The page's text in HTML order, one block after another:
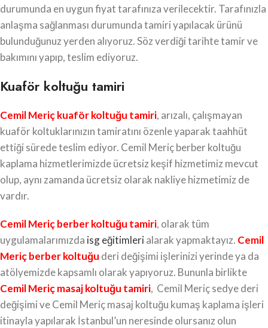
durumunda en uygun fiyat tarafınıza verilecektir. Tarafınızla
anlaşma sağlanması durumunda tamiri yapılacak ürünü
bulunduğunuz yerden alıyoruz. Söz verdiği tarihte tamir ve
bakımını yapıp, teslim ediyoruz.
Kuaför koltuğu tamiri
Cemil Meriç kuaför koltuğu tamiri, arızalı, çalışmayan
kuaför koltuklarınızın tamiratını özenle yaparak taahhüt
ettiği sürede teslim ediyor. Cemil Meriç berber koltuğu
kaplama hizmetlerimizde ücretsiz keşif hizmetimiz mevcut
olup, aynı zamanda ücretsiz olarak nakliye hizmetimiz de
vardır.
Cemil Meriç berber koltuğu tamiri, olarak tüm
uygulamalarımızda isg eğitimlerialarak yapmaktayız. Cemil
Meriç berber koltuğu deri değişimi işlerinizi yerinde ya da
atölyemizde kapsamlı olarak yapıyoruz. Bununla birlikte
Cemil Meriç masaj koltuğu tamiri, Cemil Meriç sedye deri
değişimi ve Cemil Meriç masaj koltuğu kumaş kaplama işleri
itinayla yapılarak İstanbul’un neresinde olursanız olun